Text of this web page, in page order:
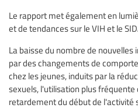
Le rapport met également en
et de tendances sur le VIH et le
La baisse du nombre de
par des changements de
chez les jeunes, induits par la
sexuels, l'utilisation plus
retardement du début de l'activité